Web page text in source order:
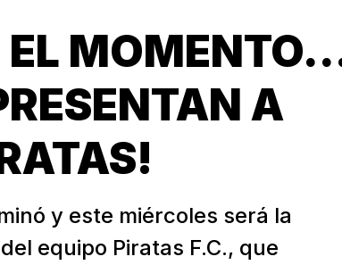
EL
A
y este miércoles será la
equipo Piratas F.C., que